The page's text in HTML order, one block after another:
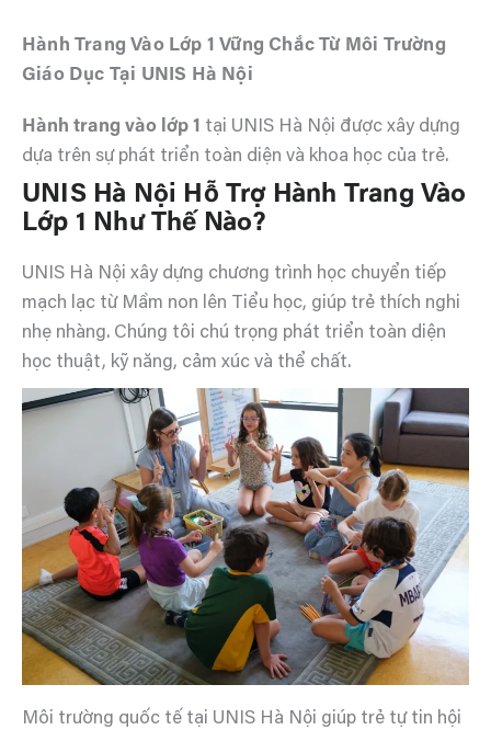
Hành Trang Vào Lớp 1 Vững Chắc Từ Môi Trường
Giáo Dục Tại UNIS Hà Nội
Hành trang vào lớp 1 tại UNIS Hà Nội được xây dựng
dựa trên sự phát triển toàn diện và khoa học của trẻ.
UNIS Hà Nội Hỗ Trợ Hành Trang Vào
Lớp 1 Như Thế Nào?
UNIS Hà Nội xây dựng chương trình học chuyển tiếp
mạch lạc từ Mầm non lên Tiểu học, giúp trẻ thích nghi
nhẹ nhàng. Chúng tôi chú trọng phát triển toàn diện
học thuật, kỹ năng, cảm xúc và thể chất.
Môi trường quốc tế tại UNIS Hà Nội giúp trẻ tự tin hội